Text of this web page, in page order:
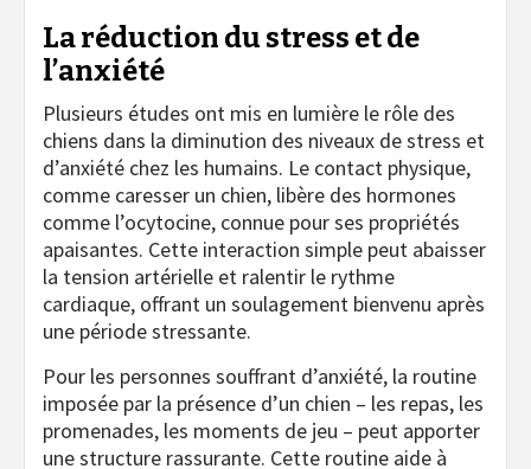
La réduction du stress et de
l’anxiété
Plusieurs études ont mis en lumière le rôle des
chiens dans la diminution des niveaux de stress et
d’anxiété chez les humains. Le contact physique,
comme caresser un chien, libère des hormones
comme l’ocytocine, connue pour ses propriétés
apaisantes. Cette interaction simple peut abaisser
la tension artérielle et ralentir le rythme
cardiaque, offrant un soulagement bienvenu après
une période stressante.
Pour les personnes souffrant d’anxiété, la routine
imposée par la présence d’un chien – les repas, les
promenades, les moments de jeu – peut apporter
une structure rassurante. Cette routine aide à